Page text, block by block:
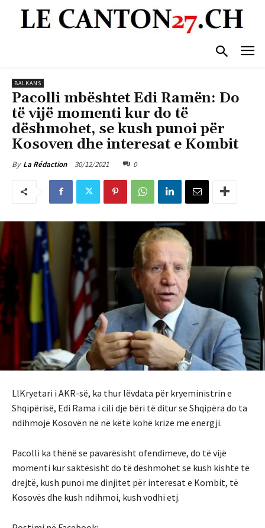
BALKANS
Pacolli mbështet Edi Ramën: Do
të vijë momenti kur do të
dëshmohet, se kush punoi për
Kosoven dhe interesat e Kombit
By La Rédaction 30/12/2021 0
LlKryetari i AKR-së, ka thur lëvdata për kryeministrin e
Shqipërisë, Edi Rama i cili dje bëri të ditur se Shqipëra do ta
ndihmojë Kosovën në në këtë kohë krize me energji.
Pacolli ka thënë se pavarësisht ofendimeve, do të vijë
momenti kur saktësisht do të dëshmohet se kush kishte të
drejtë, kush punoi me dinjitet për interesat e Kombit, të
Kosovës dhe kush ndihmoi, kush vodhi etj.